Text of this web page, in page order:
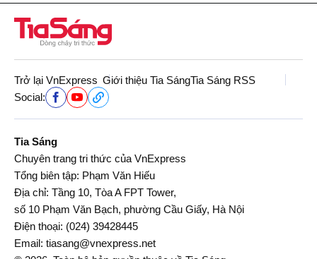
Trở lại VnExpress Giới thiệu Tia SángTia Sáng RSS
Social:
Tia Sáng
Chuyên trang tri thức của VnExpress
Tổng biên tập: Phạm Văn Hiếu
Địa chỉ: Tầng 10, Tòa A FPT Tower,
số 10 Phạm Văn Bạch, phường Cầu Giấy, Hà Nội
Điện thoại: (024) 39428445
Email: tiasang@vnexpress.net